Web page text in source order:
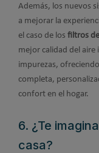
Además, los nuevos
a mejorar la
el caso de los filtros
mejor calidad del
impurezas,
completa,
confort en el hogar.
6. ¿Te
casa?